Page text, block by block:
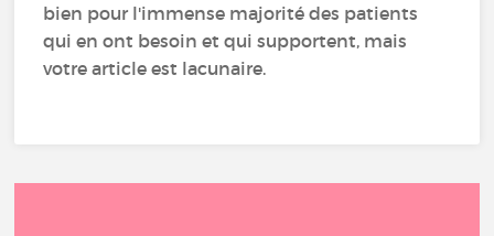
bien pour l'immense majorité des patients
qui en ont besoin et qui supportent, mais
votre article est lacunaire.